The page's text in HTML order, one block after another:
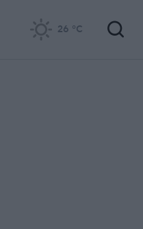
26 °C